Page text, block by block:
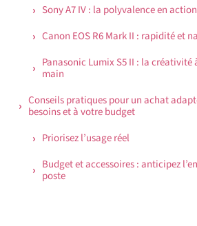
Sony A7 IV : la polyvalence en action
Canon EOS R6 Mark II : rapidité et
Panasonic Lumix S5 II : la créativité
main
Conseils pratiques pour un achat
besoins et à votre budget
Priorisez l’usage réel
Budget et accessoires : anticipez
poste